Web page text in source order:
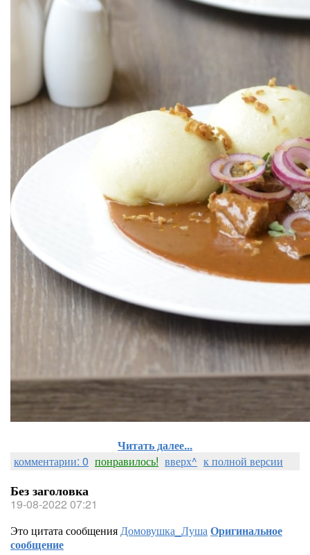
Читать далее...
комментарии: 0 понравилось! вверх^ к полной версии
Без заголовка
19-08-2022 07:21
Это цитата сообщенияДомовушка_ЛушаОригинальное
сообщение